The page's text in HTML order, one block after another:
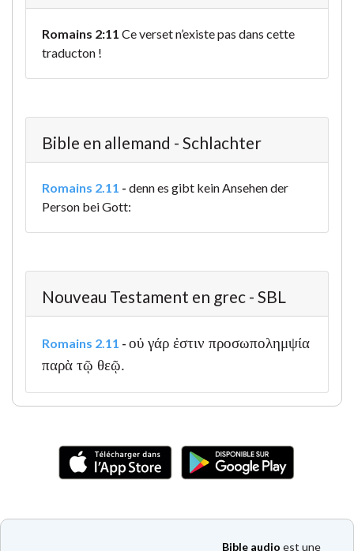
Romains 2:11 Ce verset n’existe pas dans cette
traducton !
Bible en allemand - Schlachter
Romains 2.11 - denn es gibt kein Ansehen der
Person bei Gott:
Nouveau Testament en grec - SBL
Romains 2.11 - οὐ γάρ ἐστιν προσωπολημψία
παρὰ τῷ θεῷ.
Bible audio est une